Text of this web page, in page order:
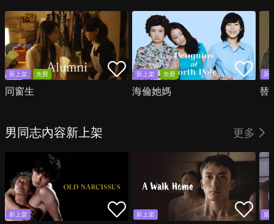
新上架 免費
同窗生
新上架 免費
海倫她媽
新
替
男同志內容新上架 更多
新上架 新上架 新